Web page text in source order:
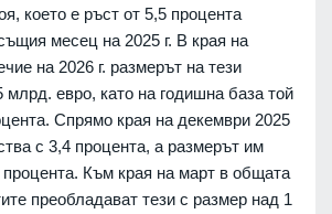
което е ръст от 5,5 процента
месец на 2025 г. В края на
на 2026 г. размерът на тези
млрд. евро, като на годишна база той
Спрямо края на декември 2025
с 3,4 процента, а размерът им
Към края на март в общата
преобладават тези с размер над 1